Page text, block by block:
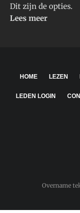
Dit zijn de opties.
Lees meer
HOME LEZEN
LEDEN LOGIN
Overname